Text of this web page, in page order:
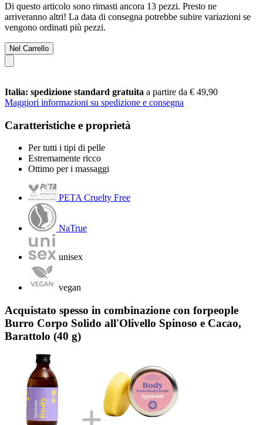
Di questo articolo sono rimasti ancora 13 pezzi. Presto ne
arriveranno altri! La data di consegna potrebbe subire variazioni se
vengono ordinati più pezzi.
Nel Carrello
Italia: spedizione standard gratuita a partire da € 49,90
Maggiori informazioni su spedizione e consegna
Caratteristiche e proprietà
Per tutti i tipi di pelle
Estremamente ricco
Ottimo per i massaggi
PETA Cruelty Free
NaTrue
unisex
vegan
Acquistato spesso in combinazione con forpeople
Burro Corpo Solido all'Olivello Spinoso e Cacao,
Barattolo (40 g)